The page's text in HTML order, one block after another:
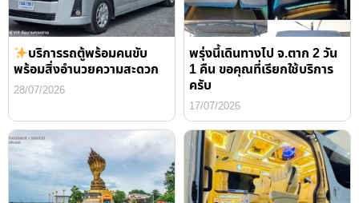
บริการรถตู้พร้อมคนขับ
พร้อมสิ่งอำนวยความสะดวก
28/07/2026
พรุ่งนี้เดินทางไป จ.ตาก 2 วัน
1 คืน ขอคุณที่เรียกใช้บริการ
ครับ
17/07/2026